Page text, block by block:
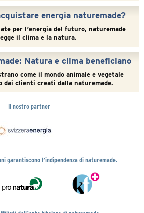
energia naturemade?
per lʼenergia del futuro, naturemade
il clima e la natura.
Natura e clima beneficiano
come il mondo animale e vegetale
dai clienti creati dalla naturemade.
Il nostro partner
garantiscono lʼindipendenza di naturemade.